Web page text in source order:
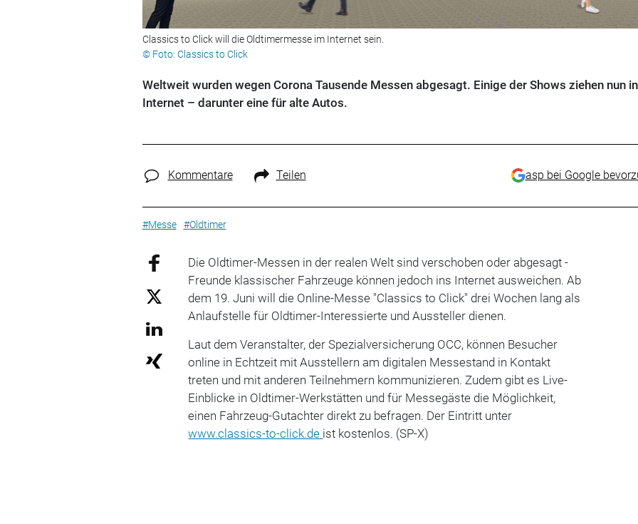
Classics to Click will die Oldtimermesse im Internet sein.
© Foto: Classics to Click
Weltweit wurden wegen Corona Tausende Messen abgesagt. Einige der Shows ziehen nun
Internet – darunter eine für alte Autos.
Kommentare Teilen asp bei Google
#Messe #Oldtimer
Die Oldtimer-Messen in der realen Welt sind verschoben oder abgesagt -
Freunde klassischer Fahrzeuge können jedoch ins Internet ausweichen. Ab
dem 19. Juni will die Online-Messe "Classicsto Click" drei Wochen lang als
Anlaufstelle für Oldtimer-Interessierte und Aussteller dienen.
Laut dem Veranstalter, der Spezialversicherung OCC, können Besucher
online in Echtzeit mit Ausstellern am digitalen Messestand in Kontakt
treten und mit anderen Teilnehmern kommunizieren. Zudem gibt es Live-
Einblicke in Oldtimer-Werkstätten und für Messegäste die Möglichkeit,
einen Fahrzeug-Gutachter direkt zu befragen. Der Eintritt unter
www.classics-to-click.de ist kostenlos. (SP-X)